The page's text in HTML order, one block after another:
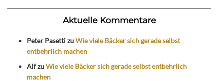
Aktuelle Kommentare
Peter PasettizuWie viele Bäcker sich gerade selbst
entbehrlich machen
AlfzuWie viele Bäcker sich gerade selbst entbehrlich
machen